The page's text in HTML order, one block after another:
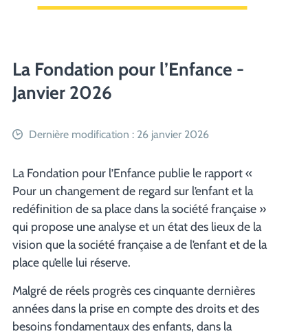
La Fondation pour l’Enfance -
Janvier 2026
Dernière modification : 26 janvier 2026
La Fondation pour l’Enfance publie le rapport «
Pour un changement de regard sur l’enfant et la
redéfinition de sa place dans la société française »
qui propose une analyse et un état des lieux de la
vision que la société française a de l’enfant et de la
place qu’elle lui réserve.
Malgré de réels progrès ces cinquante dernières
années dans la prise en compte des droits et des
besoins fondamentaux des enfants, dans la